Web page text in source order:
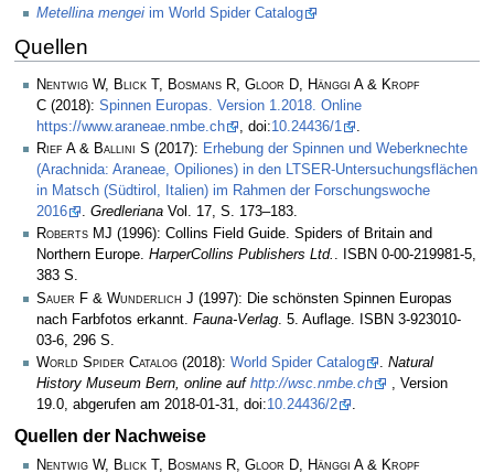
Metellina mengei im World Spider Catalog
Quellen
Nentwig W, Blick T, Bosmans R, Gloor D, Hänggi A & Kropf
C (2018): Spinnen Europas. Version 1.2018. Online
https://www.araneae.nmbe.ch
, doi:10.24436/1
Rief A & Ballini S (2017): Erhebung der Spinnen und Weberknechte
(Arachnida: Araneae, Opiliones) in den LTSER-Untersuchungsflächen
in Matsch (Südtirol, Italien) im Rahmen der Forschungswoche
2016
. Gredleriana Vol. 17, S. 173–183.
Roberts MJ (1996): Collins Field Guide. Spiders of Britain and
Northern Europe. HarperCollins Publishers Ltd. . ISBN 0-00-219981-5,
383 S.
Sauer F & Wunderlich J (1997): Die schönsten Spinnen Europas
nach Farbfotos erkannt. Fauna-Verlag . 5. Auflage. ISBN 3-923010-
03-6, 296 S.
World Spider Catalog (2018): World Spider Catalog . Natural
History Museum Bern, online auf http://wsc.nmbe.ch
, Version
19.0, abgerufen am 2018-01-31, doi:10.24436/2 .
Quellen der Nachweise
Nentwig W, Blick T, Bosmans R, Gloor D, Hänggi A & Kropf